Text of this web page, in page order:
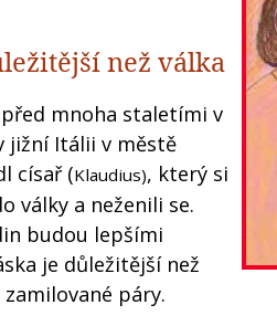
než válka
mnoha staletími v
jižní Itálii v městě
císař (Klaudius), který si
války a neženili se.
budou lepšími
je důležitější než
páry.